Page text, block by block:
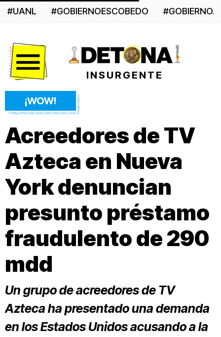
#UANL #GOBIERNOESCOBEDO
INSURGENTE
¡WOW!
Acreedores de TV
Azteca en Nueva
York denuncian
presunto préstamo
fraudulento de 290
mdd
Un grupo de acreedores de TV
Azteca ha presentado una demanda
en los Estados Unidos acusando a la